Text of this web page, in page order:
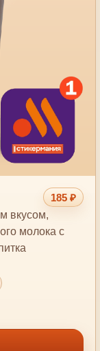
185 ₽
вкусом,
молока с